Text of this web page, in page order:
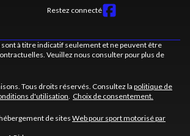
Restez connecté
à titre indicatif seulement et ne peuvent être
Veuillez nous consulter pour plus de
Tous droits réservés. Consultez la politique de
d'utilisation Choix de consentement.
de sitesWeb pour sport motorisé par